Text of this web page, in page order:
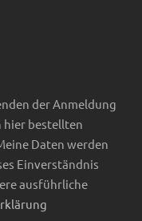
der Anmeldung
hier bestellten
Daten werden
Einverständnis
ausführliche